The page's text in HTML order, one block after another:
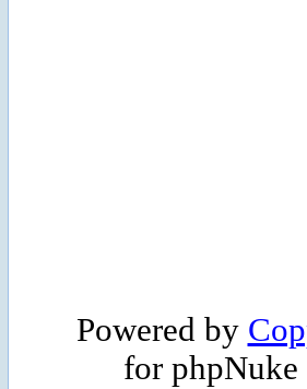
Powered by
for